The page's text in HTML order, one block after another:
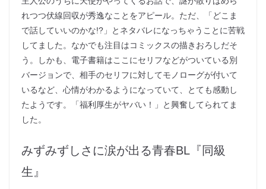
れつつ伏線回収が秀逸なことをアピール。ただ、「どこま
で話していいのかな!?」とネタバレになっちゃうことに苦戦
してました。なかでも注目はコミックスの描きおろしだそ
う。しかも、電子書籍はここにセリフなどがついている別
バージョンで、相手のセリフに対してモノローグが付いて
いるなど、心情がわかるようになっていて、とても感動し
たようです。「福利厚生がヤバい！」と興奮してられてま
した。
みずみずしさに涙が出る青春BL『同級
生』